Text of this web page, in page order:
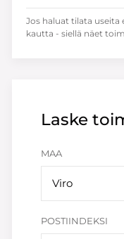
Laske
MAA
Viro
POSTIINDEKSI
Jos haluat tilata
kautta - siellä näet